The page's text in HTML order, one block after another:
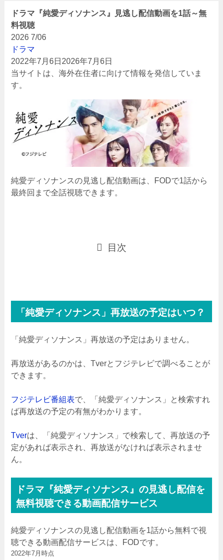
ドラマ『純愛ディソナンス』見逃し配信動画を1話～無
料視聴
2026 7/06
ドラマ
2022年7月6日2026年7月6日
当サイトは、海外在住者に向けて情報を発信していま
す。
純愛ディソナンスの見逃し配信動画は、FODで1話から
最終回まで全話視聴できます。
目次
「純愛ディソナンス」再放送の予定はいつ？
「純愛ディソナンス」再放送の予定はありません。
再放送があるのかは、Tverとフジテレビで調べることが
できます。
フジテレビ番組表で、「純愛ディソナンス」と検索すれ
ば再放送の予定の有無がわかります。
Tverは、「純愛ディソナンス」で検索して、再放送の予
定があれば表示され、再放送がなければ表示されませ
ん。
ドラマ『純愛ディソナンス』の見逃し配信を
無料視聴できる動画配信サービス
純愛ディソナンスの見逃し配信動画を1話から無料で視
聴できる動画配信サービスは、FODです。
2022年7月時点